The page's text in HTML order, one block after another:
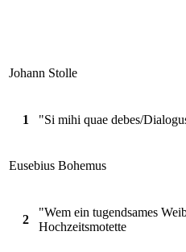
Johann Stolle
1 "Si mihi quae debes/
Eusebius Bohemus
2
"Wem ein tugendsames
Hochzeitsmotette